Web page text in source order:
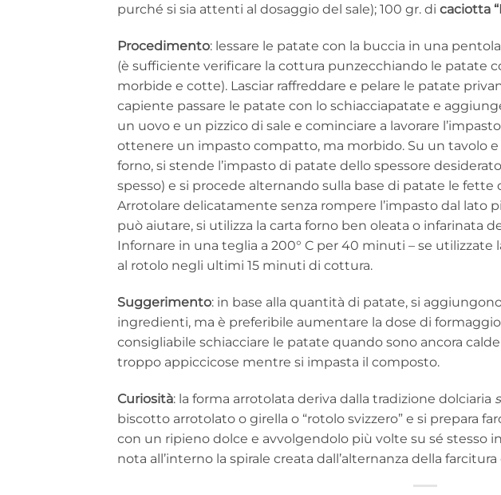
purché si sia attenti al dosaggio del sale); 100 gr. di caciotta
Procedimento: lessare le patate con la buccia in una
(è sufficiente verificare la cottura punzecchiando le patate
morbide e cotte). Lasciar raffreddare e pelare le patate
capiente passare le patate con lo schiacciapatate e
un uovo e un pizzico di sale e cominciare a lavorare
ottenere un impasto compatto, ma morbido. Su un tavolo e
forno, si stende l’impasto di patate dello spessore
spesso) e si procede alternando sulla base di patate le
Arrotolare delicatamente senza rompere l’impasto dal lato
può aiutare, si utilizza la carta forno ben oleata o infarinata
Infornare in una teglia a 200° C per 40 minuti – se
al rotolo negli ultimi 15 minuti di cottura.
Suggerimento: in base alla quantità di patate, si
ingredienti, ma è preferibile aumentare la dose di
consigliabile schiacciare le patate quando sono ancora
troppo appiccicose mentre si impasta il composto.
Curiosità: la forma arrotolata deriva dalla tradizione dolciaria
biscotto arrotolato o girella o “rotolo svizzero” e si prepara
con un ripieno dolce e avvolgendolo più volte su sé stesso
nota all’interno la spirale creata dall’alternanza della